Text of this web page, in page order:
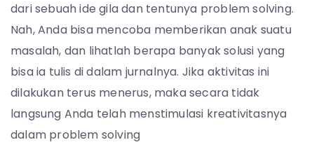
dari sebuah ide gila dan tentunya problem solving.
Nah, Anda bisa mencoba memberikan anak suatu
masalah, dan lihatlah berapa banyak solusi yang
bisa ia tulis di dalam jurnalnya. Jika aktivitas ini
dilakukan terus menerus, maka secara tidak
langsung Anda telah menstimulasi kreativitasnya
dalam problem solving